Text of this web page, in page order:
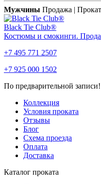
Мужчины Продажа | Прокат
Black Tie Club®
Костюмы и смокинги.
+7 495 771 2507
+7 925 000 1502
По предварительной записи!
Коллекция
Условия проката
Отзывы
Блог
Схема проезда
Оплата
Доставка
Каталог проката